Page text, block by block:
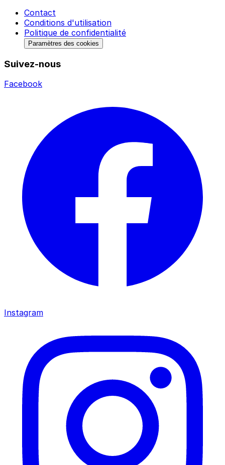
Contact
Conditions d'utilisation
Politique de confidentialité
Paramètres des cookies
Suivez-nous
Facebook
Instagram